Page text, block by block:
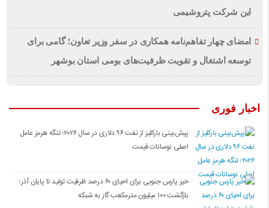
این شرکت پتروشیمی
امضای چهار تفاهم‌نامه همکاری در سفر وزیر تعاون؛ گامی برای
توسعه اشتغال و تقویت ظرفیت‌های بومی استان بوشهر
اخبار فوری
پیش‌بینی بارکلیز از نفت ۹۶ دلاری در سال ۲۰۲۶؛ تنگه هرمز عامل
اصلی نوسانات قیمت
خیز پارس جنوبی برای احیای ۶۰ درصد ظرفیت تولید تا پایان آذر؛
بازگشت ۱۰۰ میلیون مترمکعب گاز به شبکه